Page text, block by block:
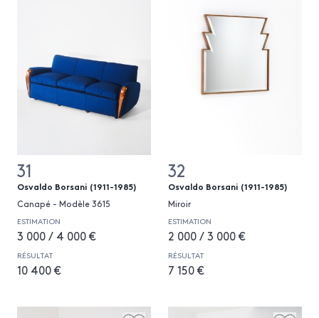
31
Osvaldo Borsani (1911-1985)
Canapé - Modèle 3615
ESTIMATION
3 000 / 4 000 €
RÉSULTAT
10 400 €
32
Osvaldo Borsani (1911-1985)
Miroir
ESTIMATION
2 000 / 3 000 €
RÉSULTAT
7 150 €